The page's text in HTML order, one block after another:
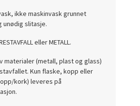
ikke maskinvask grunnet
unødig slitasje.
eller METALL.
materialer (metall, plast og glass)
Kun flaske, kopp eller
kork) leveres på